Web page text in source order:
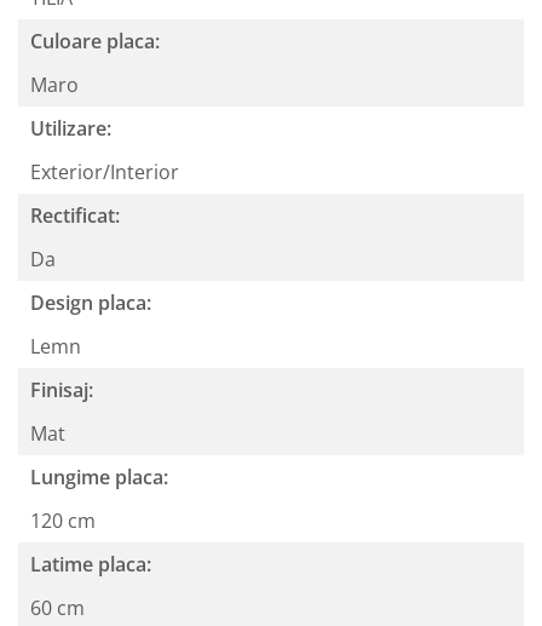
Culoare placa:
Maro
Utilizare:
Exterior/Interior
Rectificat:
Da
Design placa:
Lemn
Finisaj:
Mat
Lungime placa:
120 cm
Latime placa:
60 cm